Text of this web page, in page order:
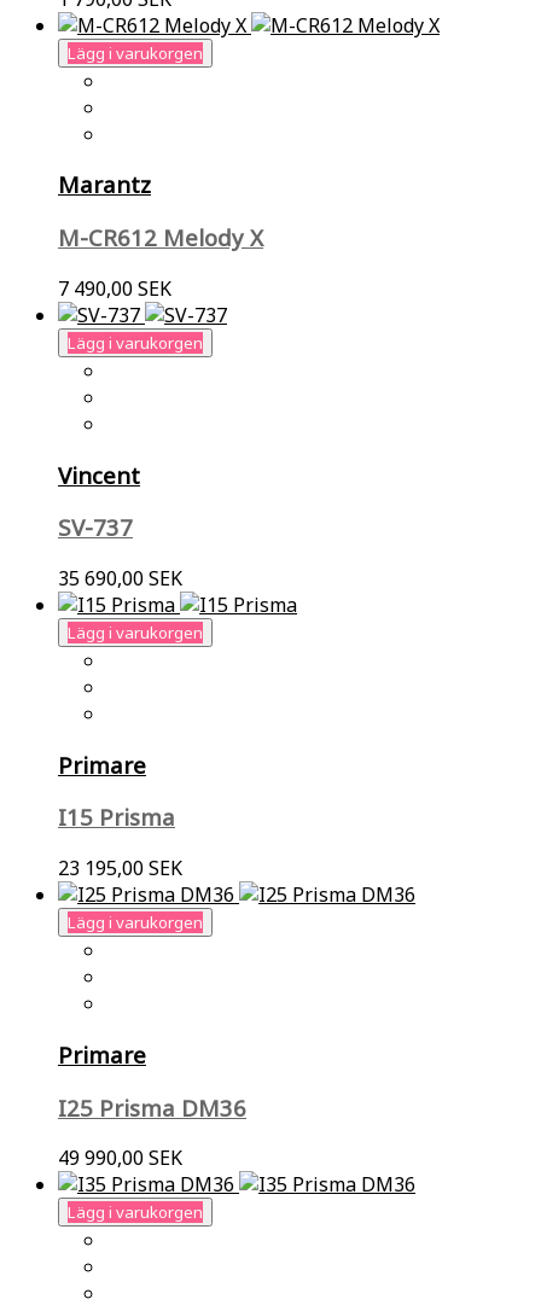
Lägg i varukorgen
Marantz
M-CR612 Melody X
7 490,00 SEK
Lägg i varukorgen
Vincent
SV-737
35 690,00 SEK
Lägg i varukorgen
Primare
I15 Prisma
23 195,00 SEK
Lägg i varukorgen
Primare
I25 Prisma DM36
49 990,00 SEK
Lägg i varukorgen